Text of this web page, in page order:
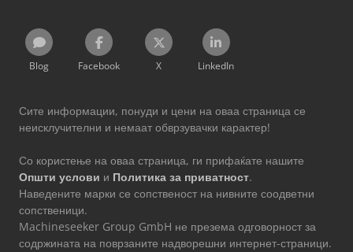
Blog Facebook X LinkedIn
Сите информации, понуди и цени на оваа страница се
неисклучителни и немаат обврзувачки карактер!
Со користење на оваа страница, ги прифаќате нашите
Општи услови и Политика за приватност.
Наведените марки се сопственост на нивните соодветни
сопственици.
Machineseeker Group GmbH не презема одговорност за
содржината на поврзаните надворешни интернет-страници.